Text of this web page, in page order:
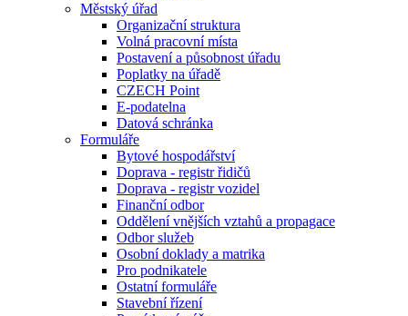
Městský úřad
Organizační struktura
Volná pracovní místa
Postavení a působnost úřadu
Poplatky na úřadě
CZECH Point
E-podatelna
Datová schránka
Formuláře
Bytové hospodářství
Doprava - registr řidičů
Doprava - registr vozidel
Finanční odbor
Oddělení vnějších vztahů a propagace
Odbor služeb
Osobní doklady a matrika
Pro podnikatele
Ostatní formuláře
Stavební řízení